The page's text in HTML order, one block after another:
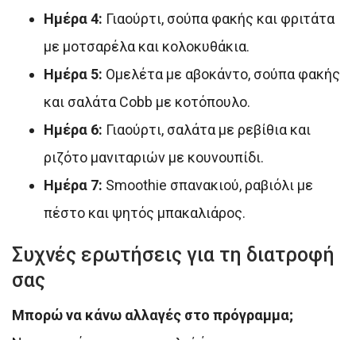
Ημέρα 4: Γιαούρτι, σούπα φακής και φριτάτα
με μοτσαρέλα και κολοκυθάκια.
Ημέρα 5: Ομελέτα με αβοκάντο, σούπα φακής
και σαλάτα Cobb με κοτόπουλο.
Ημέρα 6: Γιαούρτι, σαλάτα με ρεβίθια και
ριζότο μανιταριών με κουνουπίδι.
Ημέρα 7: Smoothie σπανακιού, ραβιόλι με
πέστο και ψητός μπακαλιάρος.
Συχνές ερωτήσεις για τη διατροφή
σας
Μπορώ να κάνω αλλαγές στο πρόγραμμα;